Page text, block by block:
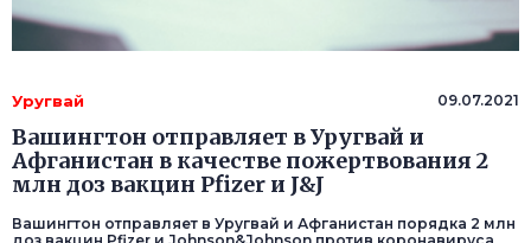
Уругвай 09.07.2021
Вашингтон отправляет в Уругвай и
Афганистан в качестве пожертвования 2
млн доз вакцин Pfizer и J&J
Вашингтон отправляет в Уругвай и Афганистан порядка 2 млн